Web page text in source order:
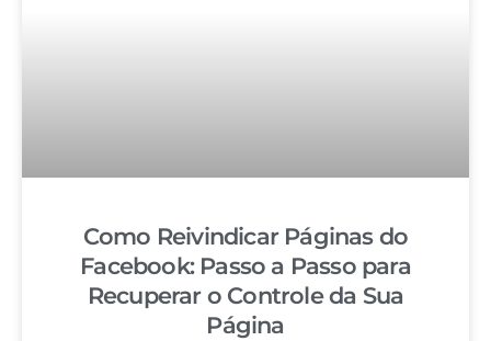
Como Reivindicar Páginas do
Facebook: Passo a Passo para
Recuperar o Controle da Sua
Página